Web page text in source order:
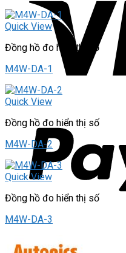
Quick View
Đồng hồ đo hiển thị số
M4W-DA-1
Quick View
Đồng hồ đo hiển thị số
M4W-DA-2
Quick View
Đồng hồ đo hiển thị số
M4W-DA-3